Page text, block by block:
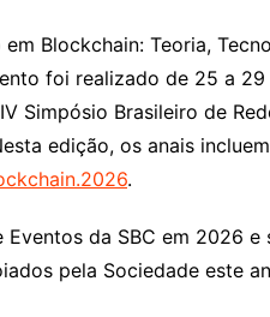
em Blockchain: Teoria,
foi realizado de 25 a
Simpósio Brasileiro de
edição, os anais
.
Eventos da SBC em 2026
pela Sociedade este